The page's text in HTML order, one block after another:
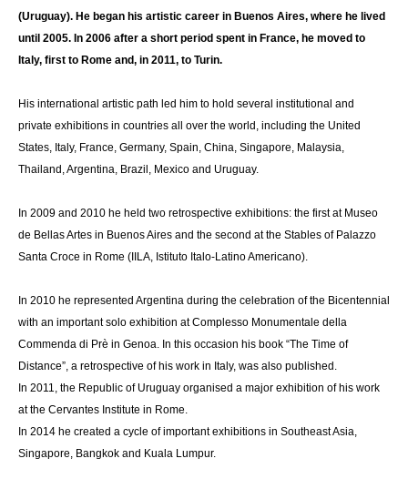
(Uruguay). He began his artistic career in Buenos Aires, where he lived
until 2005. In 2006 after a short period spent in France, he moved to
Italy, first to Rome and, in 2011, to Turin.
His international artistic path led him to hold several institutional and
private exhibitions in countries all over the world, including the United
States, Italy, France, Germany, Spain, China, Singapore, Malaysia,
Thailand, Argentina, Brazil, Mexico and Uruguay.
In 2009 and 2010 he held two retrospective exhibitions: the first at Museo
de Bellas Artes in Buenos Aires and the second at the Stables of Palazzo
Santa Croce in Rome (IILA, Istituto Italo-Latino Americano).
In 2010 he represented Argentina during the celebration of the Bicentennial
with an important solo exhibition at Complesso Monumentale della
Commenda di Prè in Genoa. In this occasion his book “The Time of
Distance”, a retrospective of his work in Italy, was also published.
In 2011, the Republic of Uruguay organised a major exhibition of his work
at the Cervantes Institute in Rome.
In 2014 he created a cycle of important exhibitions in Southeast Asia,
Singapore, Bangkok and Kuala Lumpur.